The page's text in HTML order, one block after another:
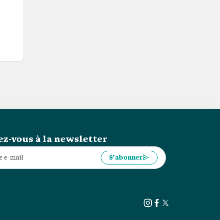
vous à la newsletter
S’abonner